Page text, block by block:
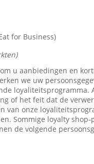
for Business)
u aanbiedingen en
we uw
loyaliteitsprogramma.
of het feit dat de
van onze
Sommige loyalty
de volgende